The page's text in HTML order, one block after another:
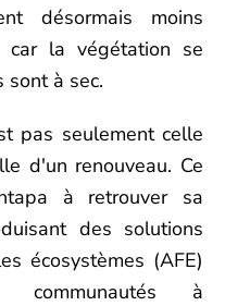
désormais moins
car la végétation se
sont à sec.
pas seulement celle
d'un renouveau. Ce
à retrouver sa
des solutions
écosystèmes (AFE)
communautés à